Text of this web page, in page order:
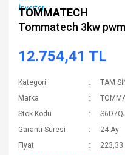
TOMMATECH
Tommatech 3kw
12.754,41 TL
Kategori
TAM
Marka
Stok Kodu
Garanti Süresi
24 Ay
Fiyat
223,33